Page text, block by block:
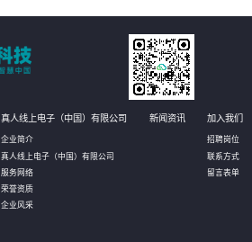
真人线上电子（中国）有限公司
企业简介
真人线上电子（中国）有限公司
服务网络
荣誉资质
企业风采
新闻资讯 加入我们
招聘岗位
联系方式
留言表单